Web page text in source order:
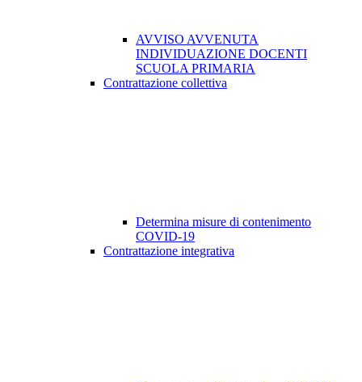
AVVISO AVVENUTA
INDIVIDUAZIONE DOCENTI
SCUOLA PRIMARIA
Contrattazione collettiva
Determina misure di contenimento
COVID-19
Contrattazione integrativa